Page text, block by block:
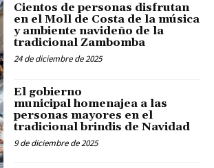
Cientos de personas disfrutan
en el Moll de Costa de la música
y ambiente navideño de la
tradicional Zambomba
24 de diciembre de 2025
El gobierno
municipal homenajea a las
personas mayores en el
tradicional brindis de Navidad
9 de diciembre de 2025